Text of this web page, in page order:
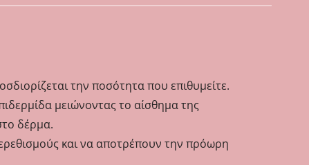
την ποσότητα που επιθυμείτε.
μειώνοντας το αίσθημα της
δέρμα.
και να αποτρέπουν την πρόωρη